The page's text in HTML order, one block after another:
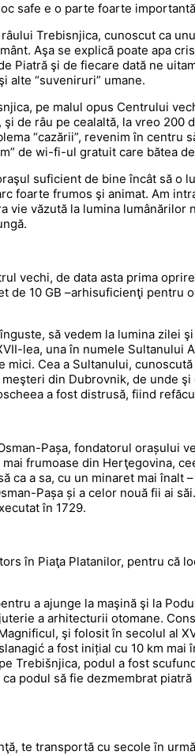
safe e o parte foarte
Trebisnjica, cunoscut ca
Aşa se explică poate apa
Piatră şi de fiecare dată ne
alte “suveniruri” umane.
pe malul opus Centrului
de râu pe cealaltă, la vreo 200
“cazării”, revenim în centru
de wi-fi-ul gratuit care bătea
suficient de bine încât să o
foarte frumos şi animat. Am
văzută la lumina lumânărilor
vechi, de data asta prima
de 10 GB –arhisuficienţi pentru
să vedem la lumina zilei
lea, una în numele Sultanului
Cea a Sultanului,
din Dubrovnik, de unde
a fost distrusă, fiind
Pașa, fondatorul orașului
frumoase din Herţegovina,
ca a sa, cu un minaret mai înalt
Pașa și a celor nouă fii ai
în 1729.
în Piaţa Platanilor, pentru că
a ajunge la maşină şi la
a arhitecturii otomane.
şi folosit în secolul al
a fost inițial cu 10 km mai
Trebišnjica, podul a fost
podul să fie dezmembrat
te transportă cu secole în